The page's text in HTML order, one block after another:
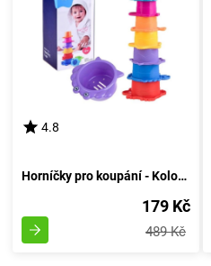
4.8
Horníčky pro koupání - Kolorovaná věžička vody
179 Kč
489 Kč